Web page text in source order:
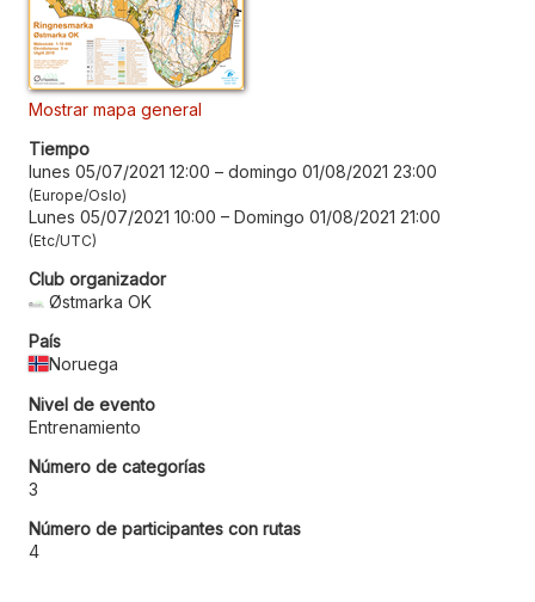
Mostrar mapa general
Tiempo
lunes 05/07/2021 12:00 – domingo 01/08/2021 23:00
Europe/Oslo
Lunes 05/07/2021 10:00 – Domingo 01/08/2021 21:00
Etc/UTC
Club organizador
Østmarka OK
País
Noruega
Nivel de evento
Entrenamiento
Número de categorías
3
Número de participantes con rutas
4